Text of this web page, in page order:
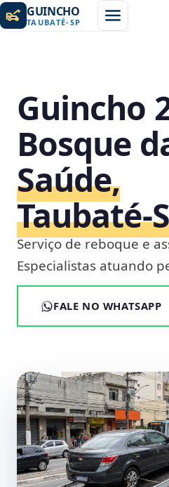
GUINCHO
TAUBATÉ-SP
Guincho
Bosque
Saúde,
Serviço de reboque e
Especialistas atuando
FALE NO WHATSAPP